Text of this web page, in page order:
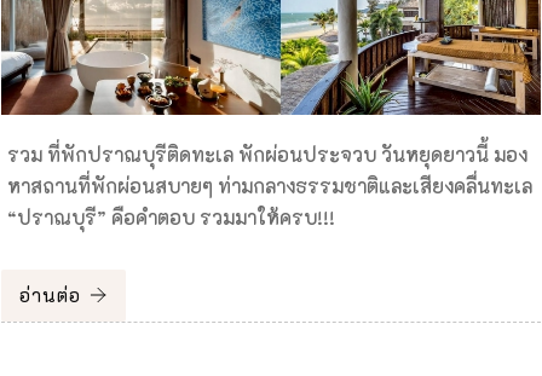
รวม ที่พักปราณบุรีติดทะเล พักผ่อนประจวบ วันหยุดยาวนี้ มอง
หาสถานที่พักผ่อนสบายๆ ท่ามกลางธรรมชาติและเสียงคลื่นทะเล
“ปราณบุรี” คือคำตอบ รวมมาให้ครบ!!!
อ่านต่อ